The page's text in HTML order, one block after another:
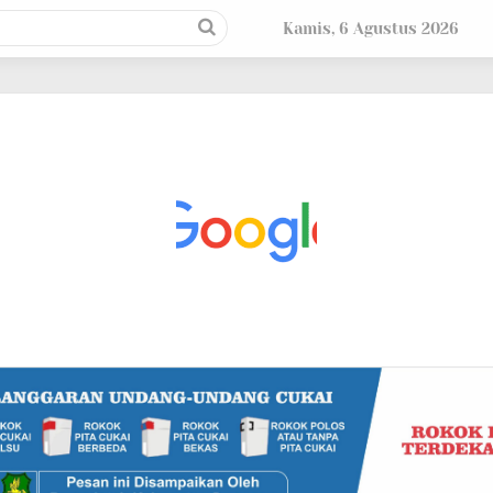
Kamis, 6 Agustus 2026